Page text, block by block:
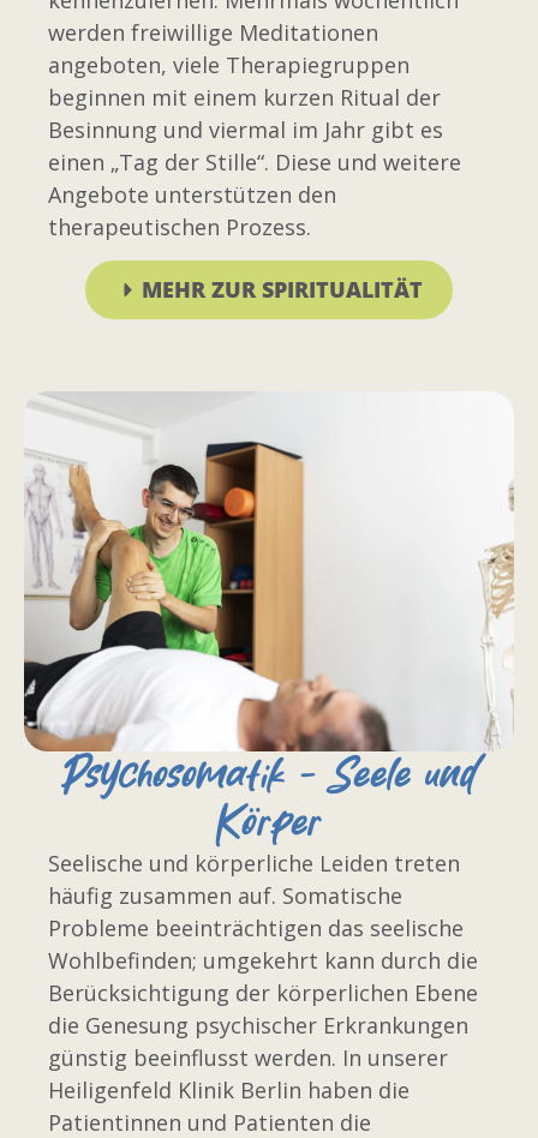
werden freiwillige Meditationen
angeboten, viele Therapiegruppen
beginnen mit einem kurzen Ritual der
Besinnung und viermal im Jahr gibt es
einen „Tag der Stille“. Diese und weitere
Angebote unterstützen den
therapeutischen Prozess.
MEHR ZUR SPIRITUALITÄT
Psychosomatik - Seele und
Körper
Seelische und körperliche Leiden treten
häufig zusammen auf. Somatische
Probleme beeinträchtigen das seelische
Wohlbefinden; umgekehrt kann durch die
Berücksichtigung der körperlichen Ebene
die Genesung psychischer Erkrankungen
günstig beeinflusst werden. In unserer
Heiligenfeld Klinik Berlin haben die
Patientinnen und Patienten die